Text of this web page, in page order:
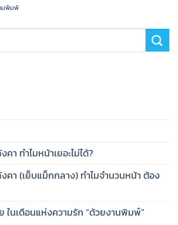
มพิมพ์
า ทำไมหน้าเยอะไม่ได้?
คา (เย็บแม็กกลาง) ทำไมจำนวนหน้า ต้อง
ในเดือนแห่งความรัก “ด้วยงานพิมพ์”